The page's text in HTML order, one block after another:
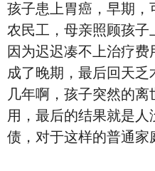
孩子患上胃癌，早期，
农民工，母亲照顾孩子
因为迟迟凑不上治疗
成了晚期，最后回天
几年啊，孩子突然的
用，最后的结果就是
债，对于这样的普通家